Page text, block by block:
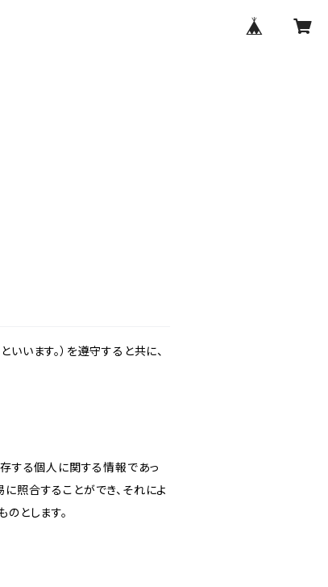
います。）を遵守すると共に、
する個人に関する情報であっ
照合することができ、それによ
とします。